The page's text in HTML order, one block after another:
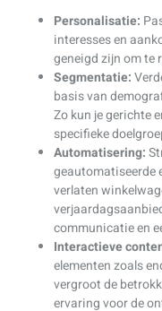
Personalisatie:
interesses en
geneigd zijn om te
Segmentatie:
basis van
Zo kun je gerichte
specifieke
Automatisering:
geautomatiseerde
verlaten
communicatie en
Interactieve
elementen zoals
vergroot de
ervaring voor de